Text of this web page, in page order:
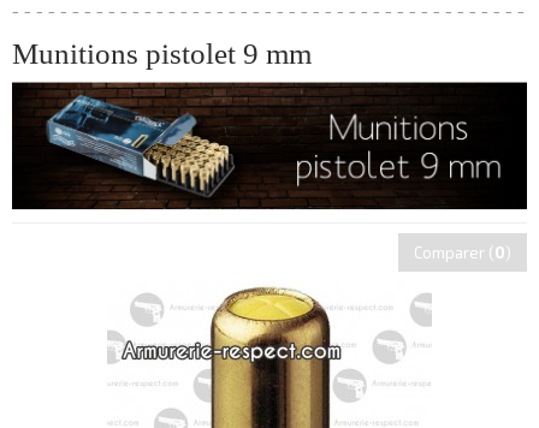
Munitions pistolet 9 mm
Comparer (0)